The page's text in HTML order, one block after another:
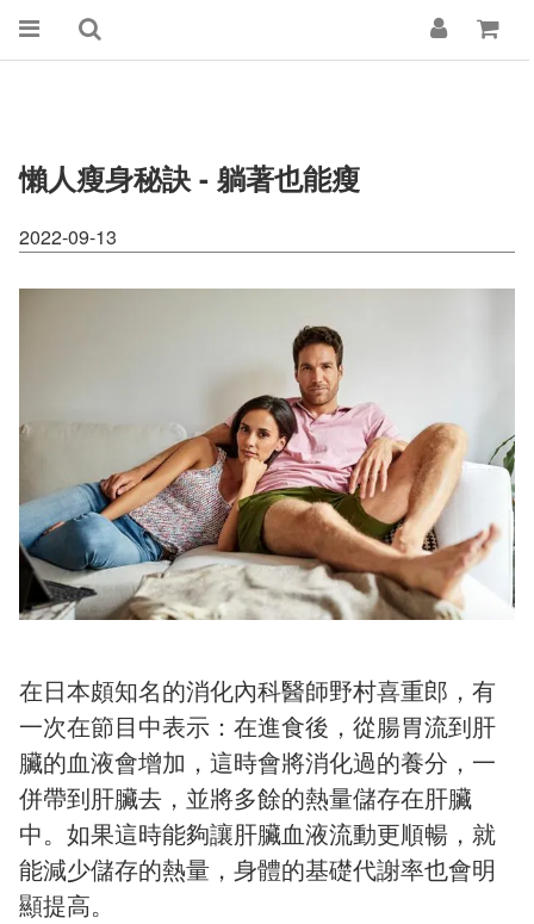
懶人瘦身秘訣 - 躺著也能瘦
2022-09-13
在日本頗知名的消化內科醫師野村喜重郎，有
一次在節目中表示：在進食後，從腸胃流到肝
臟的血液會增加，這時會將消化過的養分，一
併帶到肝臟去，並將多餘的熱量儲存在肝臟
中。如果這時能夠讓肝臟血液流動更順暢，就
能減少儲存的熱量，身體的基礎代謝率也會明
顯提高。